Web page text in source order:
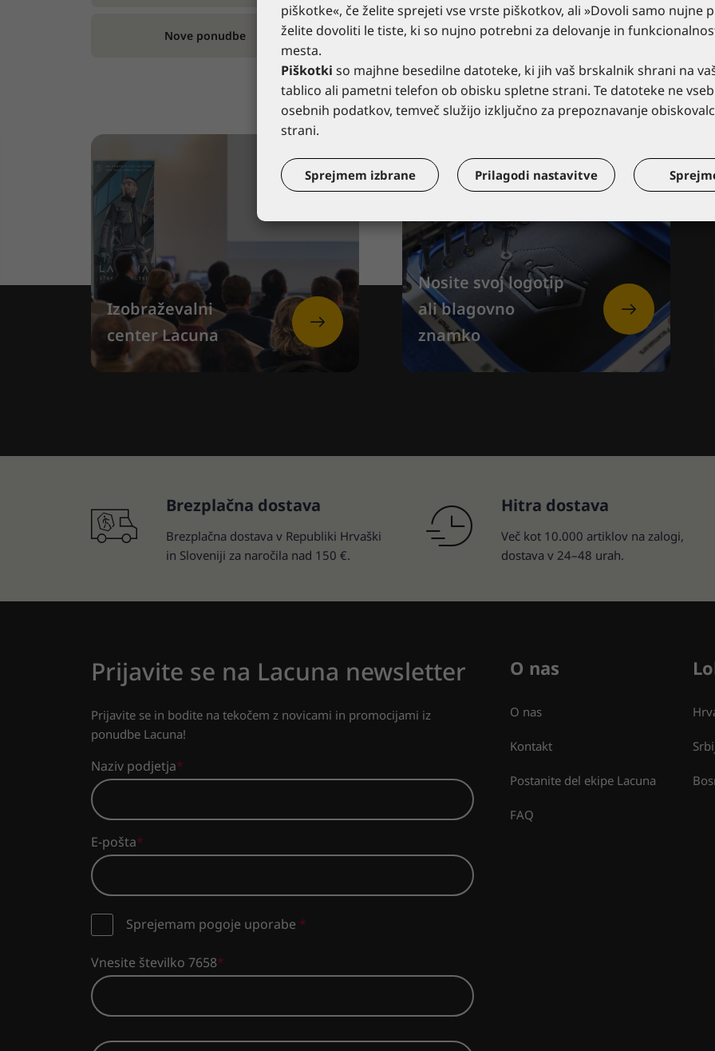
Nove ponudbe
Izobraževalni
center Lacuna
Nosite svoj logotip
ali blagovno
znamko
Brezplačna dostava
Brezplačna dostava v Republiki Hrvaški
in Sloveniji za naročila nad 150 €.
Hitra dostava
Več kot 10.000 artiklov na zalogi,
dostava v 24–48 urah.
Prijavite se na Lacuna newsletter
Prijavite se in bodite na tekočem z novicami in promocijami iz
ponudbe Lacuna!
Naziv podjetja
E-pošta
Sprejemam pogoje uporabe *
Vnesite številko 7658
O nas
O nas
Kontakt
Postanite del ekipe Lacuna
FAQ
piškotke«, če želite sprejeti vse vrste piškotkov, ali »Dovoli samo nujne
želite dovoliti le tiste, ki so nujno potrebni za delovanje in
mesta.
Piškotki so majhne besedilne datoteke, ki jih vaš brskalnik shrani na
tablico ali pametni telefon ob obisku spletne strani. Te datoteke ne
osebnih podatkov, temveč služijo izključno za prepoznavanje
strani.
Sprejmem izbrane Prilagodi nastavitve